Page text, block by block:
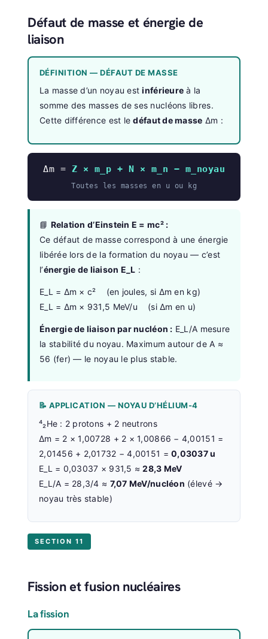
Défaut de masse et énergie de
liaison
DÉFINITION — DÉFAUT DE MASSE
La masse d’un noyau estinférieure à la
somme des masses de ses nucléons libres.
Cette différence est ledéfaut de masse Δm :
Δm = Z × m_p + N × m_n − m_noyau
Toutes les masses en u ou kg
📘 Relation d’Einstein E = mc² :
Ce défaut de masse correspond à une énergie
libérée lors de la formation du noyau — c’est
l’énergie de liaison E_L :
E_L = Δm × c² (en joules, si Δm en kg)
E_L = Δm × 931,5 MeV/u (si Δm en u)
Énergie de liaison par nucléon : E_L/A mesure
la stabilité du noyau. Maximum autour de A ≈
56 (fer) — le noyau le plus stable.
📝 APPLICATION — NOYAU D’HÉLIUM-4
⁴₂He : 2 protons + 2 neutrons
Δm = 2 × 1,00728 + 2 × 1,00866 − 4,00151 =
2,01456 + 2,01732 − 4,00151 =0,03037 u
E_L = 0,03037 × 931,5 ≈28,3 MeV
E_L/A = 28,3/4 ≈ 7,07 MeV/nucléon (élevé →
noyau très stable)
SECTION 11
Fission et fusion nucléaires
La fission